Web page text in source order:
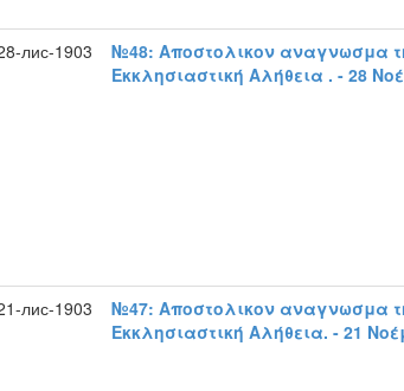
лис-1903
№48: Αποστολικον αναγνωσμα
Εκκλησιαστική Αλήθεια . - 28
лис-1903
№47: Αποστολικον αναγνωσμα
Εκκλησιαστική Αλήθεια. - 21